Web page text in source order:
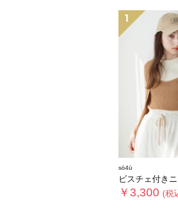
1
sō4ū
ビスチェ付きニッ
￥3,300 (税